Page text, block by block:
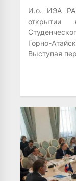
И.о. ИЭА
открытии
Горно-
Выступая